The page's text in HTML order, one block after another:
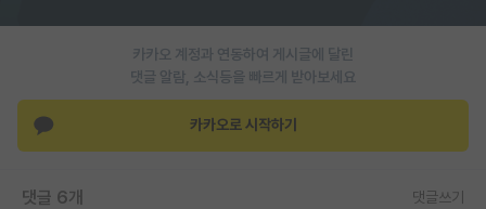
장학금/장학생 게시판
학술 정보 게시판
커리어
유학교육
카카오 계정과 연동하여 게시글에 달린
댓글 알람, 소식등을 빠르게 받아보세요
카카오로 시작하기
댓글 6개 댓글쓰기